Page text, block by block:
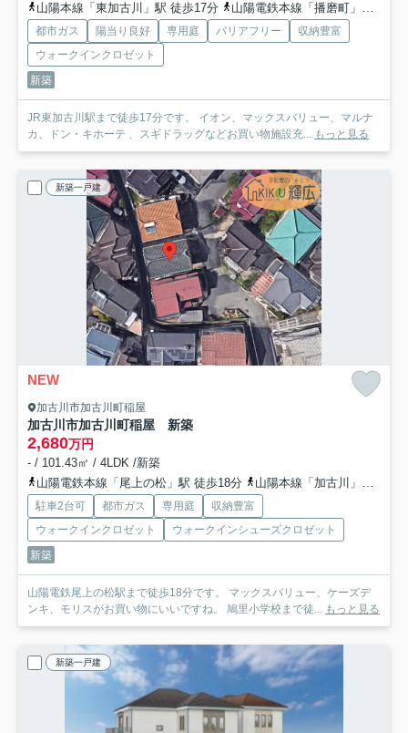
山陽本線「東加古川」駅 徒歩17分
山陽電鉄本線「播磨町」駅 徒歩18分
都市ガス 陽当り良好 専用庭 バリアフリー
収納豊富
ウォークインクロゼット
新築
JR東加古川駅まで徒歩17分です。 イオン、マックスバリュー、マルナ
カ、ドン・キホーテ 、スギドラッグなどお買い物施設充... もっと見る
新築一戸建
NEW
加古川市加古川町稲屋
加古川市加古川町稲屋 新築
2,680万円
- / 101.43㎡ / 4LDK /新築
山陽電鉄本線「尾上の松」駅 徒歩18分
山陽本線「加古川」駅 徒歩38分
駐車2台可 都市ガス 専用庭
収納豊富
ウォークインクロゼット
ウォークインシューズクロゼット
新築
山陽電鉄尾上の松駅まで徒歩18分です。 マックスバリュー、ケーズデ
ンキ、モリスがお買い物にいいですね。 鳩里小学校まで徒... もっと見る
新築一戸建